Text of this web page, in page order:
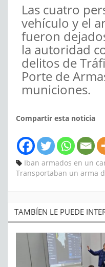
Las cuatro
vehículo y el
fueron
la autoridad
delitos de
Porte de
municiones.
Compartir esta noticia
Iban armados en un
Transportaban un arma
TAMBÍEN LE PUEDE